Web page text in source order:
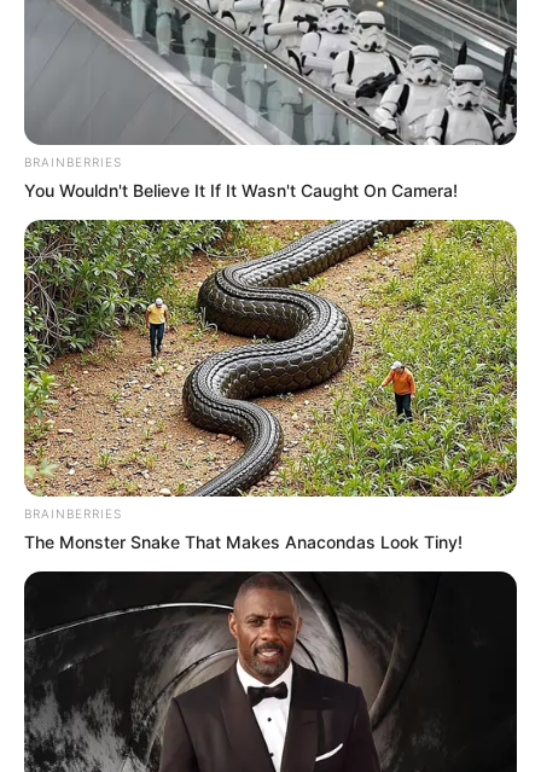
BRAINBERRIES
You Wouldn't Believe It If It Wasn't Caught On Camera!
BRAINBERRIES
The Monster Snake That Makes Anacondas Look Tiny!